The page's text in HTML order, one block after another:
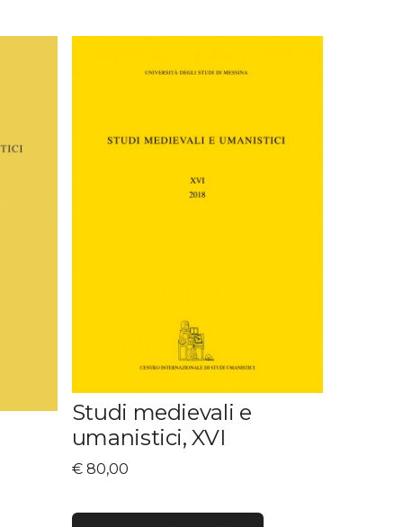
Studi medievali e
umanistici, XVI
€80,00